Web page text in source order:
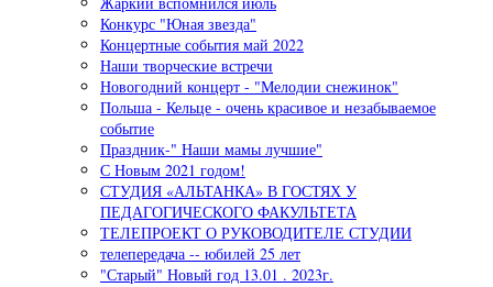
Конкурс "Юная звезда"
Концертные события май 2022
Наши творческие встречи
Новогодний концерт - "Мелодии снежинок"
Польша - Кельце - очень красивое и незабываемое
событие
Праздник-" Наши мамы лучшие"
С Новым 2021 годом!
СТУДИЯ «АЛЬТАНКА» В ГОСТЯХ У
ПЕДАГОГИЧЕСКОГО ФАКУЛЬТЕТА
ТЕЛЕПРОЕКТ О РУКОВОДИТЕЛЕ СТУДИИ
телепередача -- юбилей 25 лет
"Старый" Новый год 13.01 . 2023г.